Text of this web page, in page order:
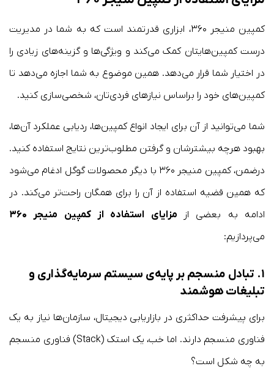
کمپین منیجر ۳۶۰، ابزاری قدرتمند است که به شما در مدیریت
درست کمپین‌هایتان کمک می‌کند و ویژگی‌ها و گزینه‌های زیادی را
در اختیار شما قرار می‌دهد. همین موضوع به شما اجازه می‌دهد تا
کمپین‌های خود را براساس نیازهای فردی‌تان، شخصی‌سازی کنید.
شما می‌توانید از آن برای ایجاد انواع کمپین‌ها، ردیابی عملکرد آن‌ها،
بهبود هرچه بیشترشان و گرفتن مطلوب‌ترین نتایج استفاده کنید.
درضمن، کمپین منیجر ۳۶۰ با دیگر محصولات گوگل ادغام می‌شود
که همین قضیه استفاده از آن را برای همگان راحت‌تر می‌کند. در
ادامه به بعضی از
مزایای استفاده از کمپین منیجر ۳۶۰
می‌پردازیم:
۱. تبادل منسجم بر پایه‌ی سیستم سرمایه‌گذاری و
تبلیغات هوشمند
برای پیشرفت حداکثری در بازاریابی دیجیتال، سازمان‌ها نیاز به یک
فناوری منسجم دارند. اما خب، یک استک (Stack) فناوری منسجم
به چه شکل است؟